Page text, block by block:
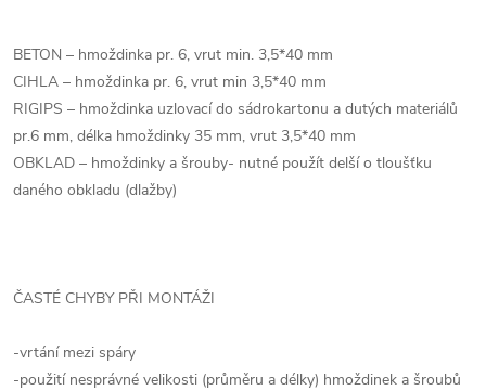
BETON – hmoždinka pr. 6, vrut min. 3,5*40 mm
CIHLA – hmoždinka pr. 6, vrut min 3,5*40 mm
RIGIPS – hmoždinka uzlovací do sádrokartonu a dutých materiálů
pr.6 mm, délka hmoždinky 35 mm, vrut 3,5*40 mm
OBKLAD – hmoždinky a šrouby- nutné použít delší o tloušťku
daného obkladu (dlažby)
ČASTÉ CHYBY PŘI MONTÁŽI
-vrtání mezi spáry
-použití nesprávné velikosti (průměru a délky) hmoždinek a šroubů